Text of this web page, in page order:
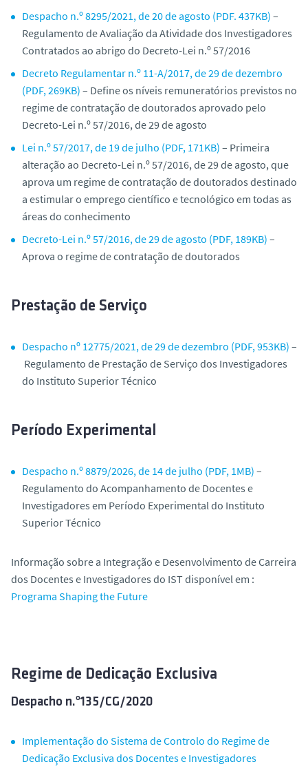
Despacho n.º 8295/2021, de 20 de agosto (PDF. 437KB) –
Regulamento de Avaliação da Atividade dos Investigadores
Contratados ao abrigo do Decreto-Lei n.º 57/2016
Decreto Regulamentar n.º 11-A/2017, de 29 de dezembro
(PDF, 269KB) – Define os níveis remuneratórios previstos no
regime de contratação de doutorados aprovado pelo
Decreto-Lei n.º 57/2016, de 29 de agosto
Lei n.º 57/2017, de 19 de julho (PDF, 171KB) – Primeira
alteração ao Decreto-Lei n.º 57/2016, de 29 de agosto, que
aprova um regime de contratação de doutorados destinado
a estimular o emprego científico e tecnológico em todas as
áreas do conhecimento
Decreto-Lei n.º 57/2016, de 29 de agosto (PDF, 189KB) –
Aprova o regime de contratação de doutorados
Prestação de Serviço
Despacho nº 12775/2021, de 29 de dezembro (PDF, 953KB) –
Regulamento de Prestação de Serviço dos Investigadores
do Instituto Superior Técnico
Período Experimental
Despacho n.º 8879/2026, de 14 de julho (PDF, 1MB) –
Regulamento do Acompanhamento de Docentes e
Investigadores em Período Experimental do Instituto
Superior Técnico
Informação sobre a Integração e Desenvolvimento de Carreira
dos Docentes e Investigadores do IST disponível em :
Programa Shaping the Future
Regime de Dedicação Exclusiva
Despacho n.º135/CG/2020
Implementação do Sistema de Controlo do Regime de
Dedicação Exclusiva dos Docentes e Investigadores